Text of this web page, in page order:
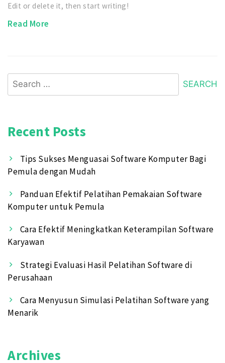
Edit or delete it, then start writing!
Read More
Search
Recent Posts
Tips Sukses Menguasai Software Komputer Bagi
Pemula dengan Mudah
Panduan Efektif Pelatihan Pemakaian Software
Komputer untuk Pemula
Cara Efektif Meningkatkan Keterampilan Software
Karyawan
Strategi Evaluasi Hasil Pelatihan Software di
Perusahaan
Cara Menyusun Simulasi Pelatihan Software yang
Menarik
Archives